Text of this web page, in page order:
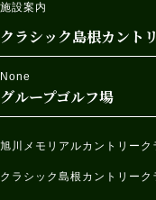
施設案内
クラシック島根カント
None
グループゴルフ場
旭川メモリアルカントリーク
クラシック島根カントリーク